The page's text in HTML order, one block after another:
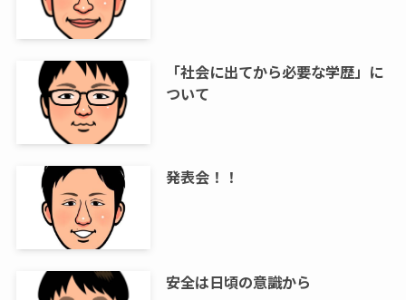
「社会に出てから必要な学歴」に
ついて
発表会！！
安全は日頃の意識から